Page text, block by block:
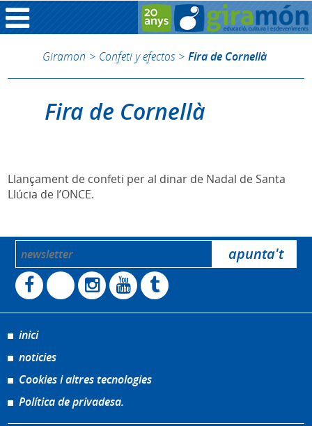
Giramon > Confeti y efectos > Fira de Cornellà
Fira de Cornellà
Llançament de confeti per al dinar de Nadal de Santa
Llúcia de l’ONCE.
inici
noticies
Cookies i altres tecnologies
Política de privadesa.